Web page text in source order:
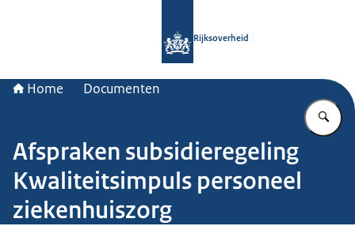
Rijksoverheid
Home Documenten
Afspraken subsidieregeling
Kwaliteitsimpuls personeel
ziekenhuiszorg